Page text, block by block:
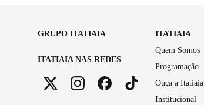
GRUPO ITATIAIA
ITATIAIA NAS REDES
ITATIAIA
Quem Somos
Programação
Ouça a Itatiaia
Institucional